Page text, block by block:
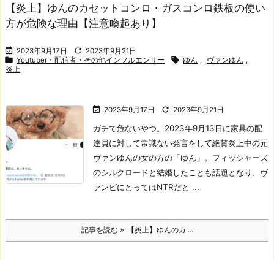
【炎上】ゆんのカセットコンロ・ガスコンロ鉄板の使い
方が危険な理由【注意喚起あり】
 2023年9月17日  2023年9月21日
 Youtuber・配信者・その他インフルエンサー  ゆん , ヴァンゆん ,
炎上
 2023年9月17日  2023年9月21日
ガチで危ないやつ。 2023年9月13日に家具の配
達員に対して常識ない発言をして絶賛炎上中の元
ヴァンゆんの女の方の「ゆん」。 フィッシャーズ
のシルクロードと結婚したことも話題となり、ヴ
ァンビにとってはNTRだと ...
記事を読む 【炎上】ゆんのカ ...